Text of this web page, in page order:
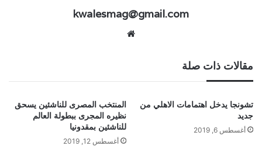
kwalesmag@gmail.com
مقالات ذات صلة
تشونجا يدخل اهتمامات الاهلي من
جديد
أغسطس 6, 2019
المنتخب المصرى للناشئين يسحق
نظيره المجرى ببطولة العالم
للناشئين بمقدونيا
أغسطس 12, 2019